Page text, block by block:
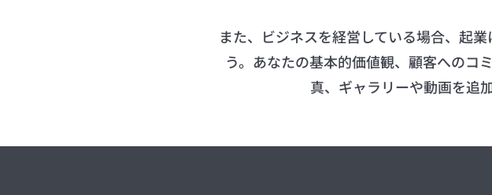
また、ビジネスを経営している場合、起
う。あなたの基本的価値観、顧客へのコ
真、ギャラリーや動画を追